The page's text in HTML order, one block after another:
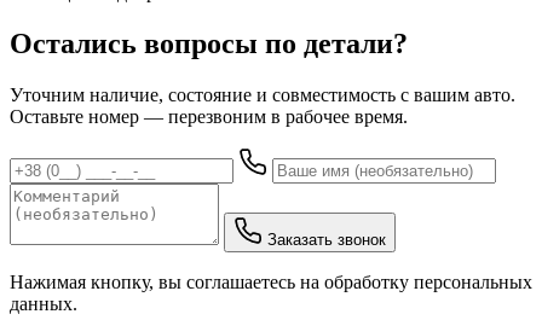
Остались вопросы по детали?
Уточним наличие, состояние и совместимость с вашим авто.
Оставьте номер — перезвоним в рабочее время.
Заказать звонок
Нажимая кнопку, вы соглашаетесь на обработку персональных
данных.